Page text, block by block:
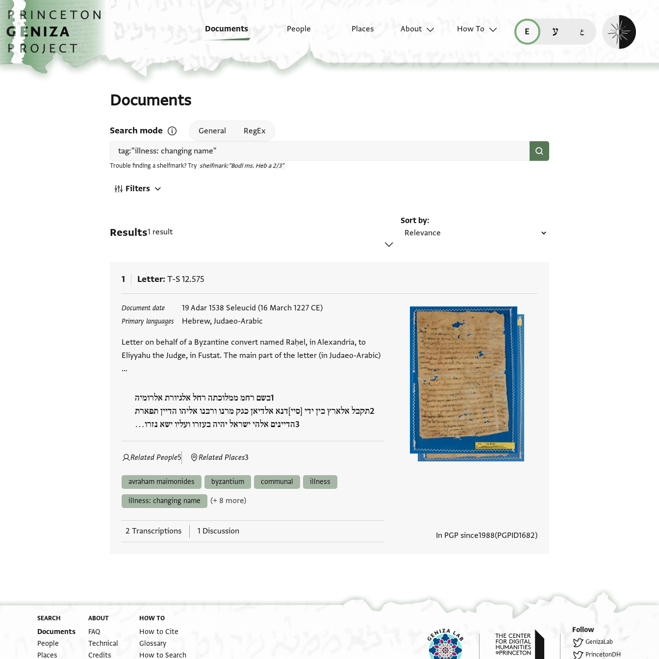
Skip to main content
home
Documents People Places About
How To
read this page in English (en)
קריאת העמוד ב-עברית (he)
Enable dark
Documents
Search mode Open search mode help
General RegEx
Trouble finding a shelfmark? Try shelfmark:"Bodl ms. Heb a 2/3"
Filters
Results1 result
Sort by
1 Letter T-S 12.575
Document date 19 Adar 1538 Seleucid (16 March 1227 CE)
Primary languages Hebrew, Judaeo-Arabic
Letter on behalf of a Byzantine convert named Raḥel, in Alexandria, to
Eliyyahu the Judge, in Fustat. The main part of the letter (in Judaeo-Arabic)
…
בשם רחמ ממלוכתה רחל אלגיורת אלרומיה
תקבל אלארץ בין ידי [סיי]דנא אלדיאן כגק מרנו ורבנו אליהו הדיין תפארת
הדיינים אלהי ישראל יהיה בעזרו ועליו ישא נזרו…
Related People5 Related Places3
Tags
avraham maimonides byzantium communal illness
illness: changing name (+ 8 more)
2 Transcriptions 1 Discussion In PGP since1988 PGPID1682
SEARCH
Documents
People
Places
ABOUT
FAQ
Technical
Credits
HOW TO
How to Cite
Glossary
How to Search
Follow
GenizaLab
PrincetonDH